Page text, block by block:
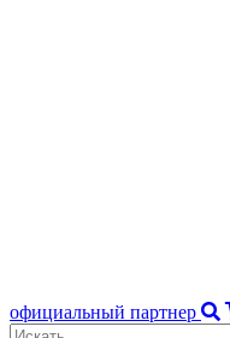
официальный партнер